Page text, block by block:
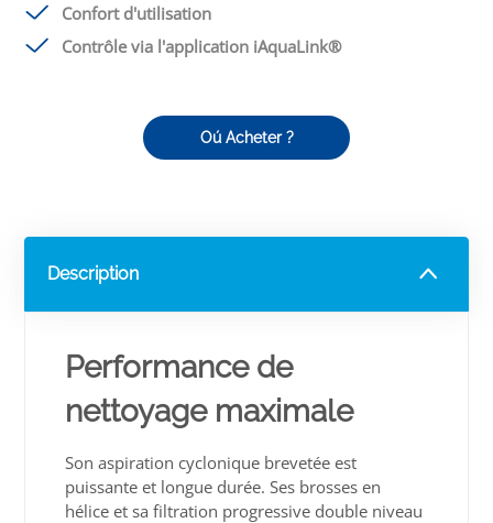
Confort d'utilisation
Contrôle via l'application iAquaLink®
Oú Acheter ?
Description
Performance de
nettoyage maximale
Son aspiration cyclonique brevetée est
puissante et longue durée. Ses brosses en
hélice et sa filtration progressive double niveau